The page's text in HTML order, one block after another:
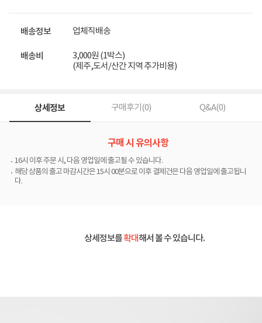
배송정보 업체직배송
배송비
3,000원 (1박스)
(제주,도서/산간 지역 추가비용)
상세정보 구매후기(0) Q&A(0)
구매 시 유의사항
16시 이후 주문 시, 다음 영업일에 출고될 수 있습니다.
해당 상품의 출고 마감시간은 15시 00분으로 이후 결제건은 다음 영업일에 출고됩니
다.
상세정보를확대해서 볼 수 있습니다.